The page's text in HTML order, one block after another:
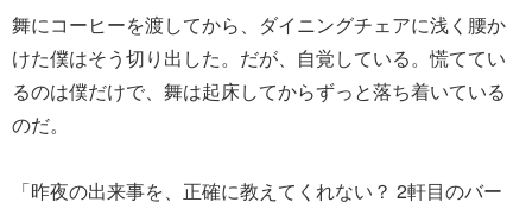
舞にコーヒーを渡してから、ダイニングチェアに浅く腰か
けた僕はそう切り出した。だが、自覚している。慌ててい
るのは僕だけで、舞は起床してからずっと落ち着いている
のだ。
「昨夜の出来事を、正確に教えてくれない？ 2軒目のバー